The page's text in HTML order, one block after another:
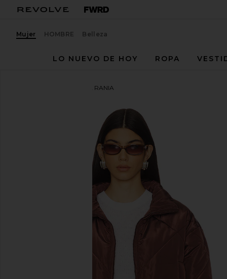
Mujer HOMBRE Belleza
LO NUEVO DE HOY ROPA
CHAQUETA RANIA
favoritosuperdown Rania Cropped Jacket in Brown
diapositivas anteriores